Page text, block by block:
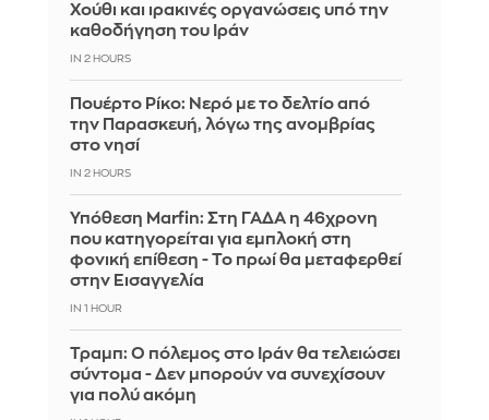
Χούθι και ιρακινές οργανώσεις υπό την
καθοδήγηση του Ιράν
IN 2 HOURS
Πουέρτο Ρίκο: Νερό με το δελτίο από
την Παρασκευή, λόγω της ανομβρίας
στο νησί
IN 2 HOURS
Υπόθεση Marfin: Στη ΓΑΔΑ η 46χρονη
που κατηγορείται για εμπλοκή στη
φονική επίθεση - Το πρωί θα μεταφερθεί
στην Εισαγγελία
IN 1 HOUR
Τραμπ: Ο πόλεμος στο Ιράν θα τελειώσει
σύντομα - Δεν μπορούν να συνεχίσουν
για πολύ ακόμη